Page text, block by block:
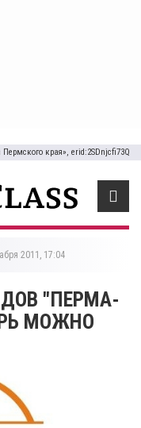
края», erid:2SDnjcfi73Q
2011, 17:04
"ПЕРМА-
МОЖНО